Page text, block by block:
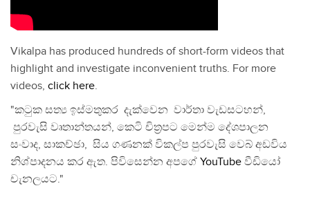
Vikalpa has produced hundreds of short-form videos that
highlight and investigate inconvenient truths. For more
videos, click here.
"කටුක සත්‍ය ඉස්මතුකර දැක්වෙන වාර්තා වැඩසටහන්,
පුරවැසි වෘතාන්තයන්, කෙටි චිත්‍රපට මෙන්ම දේශපාලන
සංවාද, සාකච්ඡා, සිය ගණනක් විකල්ප පුරවැසි වෙබ් අඩවිය
නිශ්පාදනය කර ඇත. පිවිසෙන්න අපගේ YouTube වීඩියෝ
චැනලයට."